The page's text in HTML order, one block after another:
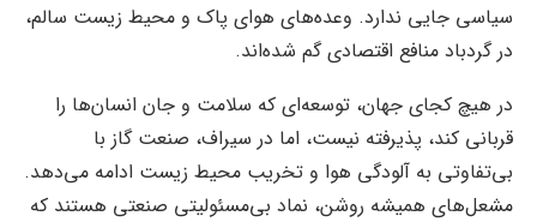
سیاسی جایی ندارد. وعده‌های هوای پاک و محیط زیست سالم،
در گردباد منافع اقتصادی گم شده‌اند.
در هیچ کجای جهان، توسعه‌ای که سلامت و جان انسان‌ها را
قربانی کند، پذیرفته نیست، اما در سیراف، صنعت گاز با
بی‌تفاوتی به آلودگی هوا و تخریب محیط زیست ادامه می‌دهد.
مشعل‌های همیشه روشن، نماد بی‌مسئولیتی صنعتی هستند که